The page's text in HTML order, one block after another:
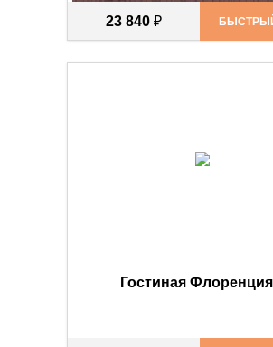
23 840 ₽
Гостиная